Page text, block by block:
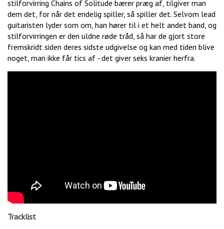
stilforvirring Chains of Solitude bærer præg af, tilgiver man
dem det, for når det endelig spiller, så spiller det. Selvom lead
guitaristen lyder som om, han hører til i et helt andet band, og
stilforvirringen er den uldne røde tråd, så har de gjort store
fremskridt siden deres sidste udgivelse og kan med tiden blive
noget, man ikke får tics af - det giver seks kranier herfra.
Tracklist